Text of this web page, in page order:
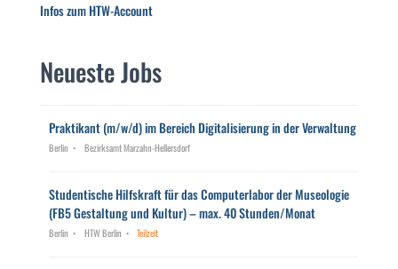
Infos zum HTW-Account
Neueste Jobs
Praktikant (m/w/d) im Bereich Digitalisierung in der Verwaltung
Berlin Bezirksamt Marzahn-Hellersdorf
Studentische Hilfskraft für das Computerlabor der Museologie
(FB5 Gestaltung und Kultur) – max. 40 Stunden/Monat
Berlin HTW Berlin Teilzeit